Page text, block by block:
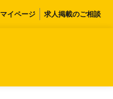
マイページ 求人掲載のご相談